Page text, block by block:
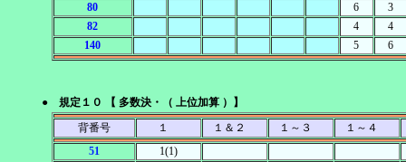
80
6
3
82
4
4
140
5 6
● 規定１０ 【 多数決・（ 上位加算 ）】
背番号
１ １＆２ １～３
１～４
51
1(1)